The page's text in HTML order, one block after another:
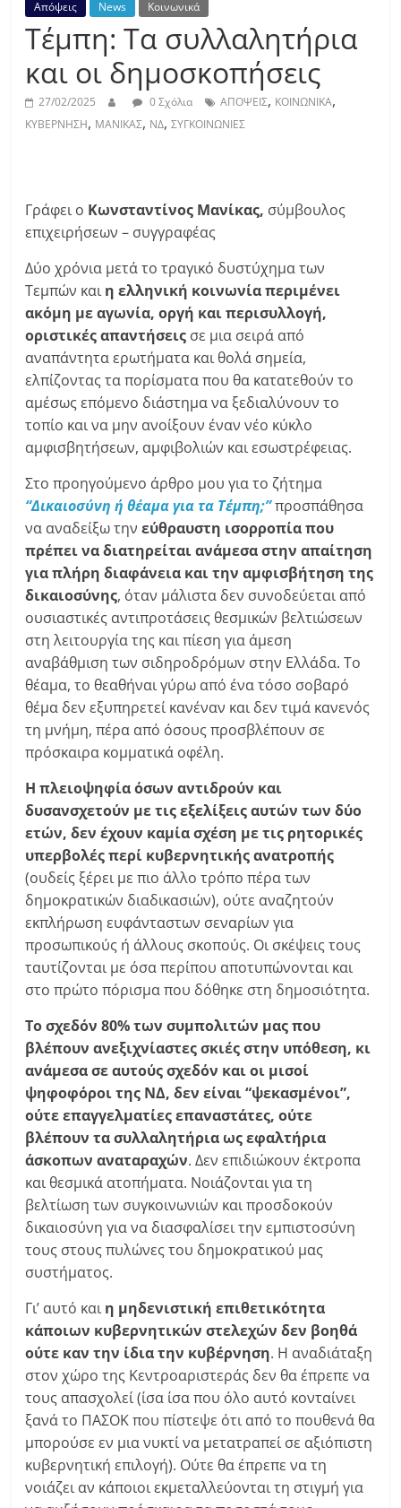
Απόψεις News Κοινωνικά
Τέμπη: Τα συλλαλητήρια
και οι δημοσκοπήσεις
27/02/2025 0 Σχόλια ΑΠΟΨΕΙΣ, ΚΟΙΝΩΝΙΚΑ,
ΚΥΒΕΡΝΗΣΗ, ΜΑΝΙΚΑΣ, ΝΔ,ΣΥΓΚΟΙΝΩΝΙΕΣ
Γράφει ο Κωνσταντίνος Μανίκας, σύμβουλος
επιχειρήσεων – συγγραφέας
Δύο χρόνια μετά το τραγικό δυστύχημα των
Τεμπών και η ελληνική κοινωνία περιμένει
ακόμη με αγωνία, οργή και περισυλλογή,
οριστικές απαντήσεις σε μια σειρά από
αναπάντητα ερωτήματα και θολά σημεία,
ελπίζοντας τα πορίσματα που θα κατατεθούν το
αμέσως επόμενο διάστημα να ξεδιαλύνουν το
τοπίο και να μην ανοίξουν έναν νέο κύκλο
αμφισβητήσεων, αμφιβολιών και εσωστρέφειας.
Στο προηγούμενο άρθρο μου για το ζήτημα
“Δικαιοσύνη ή θέαμα για τα Τέμπη;”προσπάθησα
να αναδείξω τηνεύθραυστη ισορροπία που
πρέπει να διατηρείται ανάμεσα στην απαίτηση
για πλήρη διαφάνεια και την αμφισβήτηση της
δικαιοσύνης, όταν μάλιστα δεν συνοδεύεται από
ουσιαστικές αντιπροτάσεις θεσμικών βελτιώσεων
στη λειτουργία της και πίεση για άμεση
αναβάθμιση των σιδηροδρόμων στην Ελλάδα. Το
θέαμα, το θεαθήναι γύρω από ένα τόσο σοβαρό
θέμα δεν εξυπηρετεί κανέναν και δεν τιμά κανενός
τη μνήμη, πέρα από όσους προσβλέπουν σε
πρόσκαιρα κομματικά οφέλη.
Η πλειοψηφία όσων αντιδρούν και
δυσανσχετούν με τις εξελίξεις αυτών των δύο
ετών, δεν έχουν καμία σχέση με τις ρητορικές
υπερβολές περί κυβερνητικής ανατροπής
(ουδείς ξέρει με πιο άλλο τρόπο πέρα των
δημοκρατικών διαδικασιών), ούτε αναζητούν
εκπλήρωση ευφάνταστων σεναρίων για
προσωπικούς ή άλλους σκοπούς. Οι σκέψεις τους
ταυτίζονται με όσα περίπου αποτυπώνονται και
στο πρώτο πόρισμα που δόθηκε στη δημοσιότητα.
Το σχεδόν 80% των συμπολιτών μας που
βλέπουν ανεξιχνίαστες σκιές στην υπόθεση, κι
ανάμεσα σε αυτούς σχεδόν και οι μισοί
ψηφοφόροι της ΝΔ, δεν είναι “ψεκασμένοι”,
ούτε επαγγελματίες επαναστάτες, ούτε
βλέπουν τα συλλαλητήρια ως εφαλτήρια
άσκοπων αναταραχών. Δεν επιδιώκουν έκτροπα
και θεσμικά ατοπήματα. Νοιάζονται για τη
βελτίωση των συγκοινωνιών και προσδοκούν
δικαιοσύνη για να διασφαλίσει την εμπιστοσύνη
τους στους πυλώνες του δημοκρατικού μας
συστήματος.
Γι’ αυτό και η μηδενιστική επιθετικότητα
κάποιων κυβερνητικών στελεχών δεν βοηθά
ούτε καν την ίδια την κυβέρνηση. Η αναδιάταξη
στον χώρο της Κεντροαριστεράς δεν θα έπρεπε να
τους απασχολεί (ίσα ίσα που όλο αυτό κονταίνει
ξανά το ΠΑΣΟΚ που πίστεψε ότι από το πουθενά θα
μπορούσε εν μια νυκτί να μετατραπεί σε αξιόπιστη
κυβερνητική επιλογή). Ούτε θα έπρεπε να τη
νοιάζει αν κάποιοι εκμεταλλεύονται τη στιγμή για